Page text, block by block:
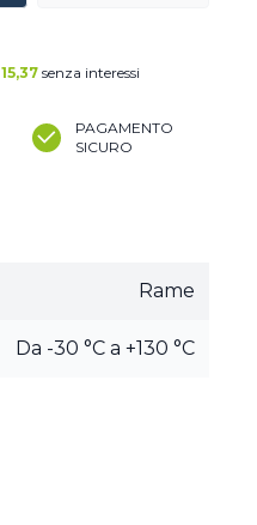
15,37 senza interessi
PAGAMENTO
SICURO
Rame
Da -30 °C a +130 °C